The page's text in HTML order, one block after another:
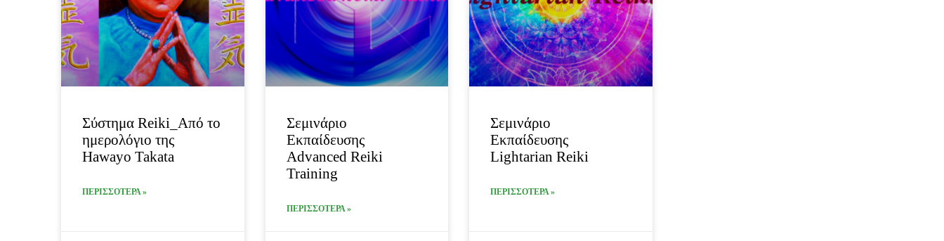
Σύστημα Reiki_Από το
ημερολόγιο της
Hawayo Takata
ΠΕΡΙΣΣΟΤΕΡΑ »
Σεμινάριο
Εκπαίδευσης
Advanced Reiki
Training
ΠΕΡΙΣΣΟΤΕΡΑ »
Σεμινάριο
Εκπαίδευσης
Lightarian Reiki
ΠΕΡΙΣΣΟΤΕΡΑ »